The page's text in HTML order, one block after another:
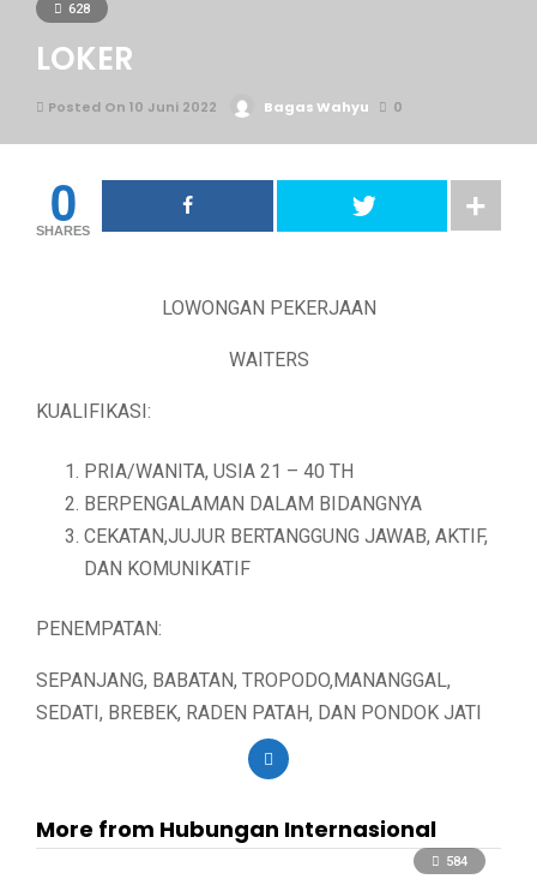
628
LOKER
Posted On 10 Juni 2022 Bagas Wahyu 0
0
SHARES
LOWONGAN PEKERJAAN
WAITERS
KUALIFIKASI:
PRIA/WANITA, USIA 21 – 40 TH
BERPENGALAMAN DALAM BIDANGNYA
CEKATAN,JUJUR BERTANGGUNG JAWAB, AKTIF,
DAN KOMUNIKATIF
PENEMPATAN:
SEPANJANG, BABATAN, TROPODO,MANANGGAL,
SEDATI, BREBEK, RADEN PATAH, DAN PONDOK JATI
More from Hubungan Internasional
584